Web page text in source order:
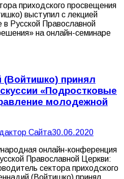
приходского просвещения
выступил с лекцией
Русской Православной
на онлайн-семинаре
(Войтишко) принял
«Подростковые
молодежной
Сайта30.06.2020
онлайн-конференция
Православной Церкви:
сектора приходского